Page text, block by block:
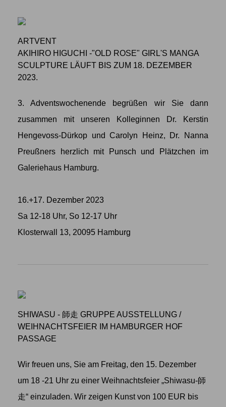
ARTVENT
AKIHIRO HIGUCHI -"OLD ROSE" GIRL'S MANGA
SCULPTURE LÄUFT BIS ZUM 18. DEZEMBER
2023.
3. Adventswochenende begrüßen wir Sie dann
zusammen mit unseren Kolleginnen Dr. Kerstin
Hengevoss-Dürkop und Carolyn Heinz, Dr. Nanna
Preußners herzlich mit Punsch und Plätzchen im
Galeriehaus Hamburg.
16.+17. Dezember 2023
Sa 12-18 Uhr, So 12-17 Uhr
Klosterwall 13, 20095 Hamburg
SHIWASU - 師走 GRUPPE AUSSTELLUNG /
WEIHNACHTSFEIER IM HAMBURGER HOF
PASSAGE
Wir freuen uns, Sie am Freitag, den 15. Dezember
um 18 -21 Uhr zu einer Weihnachtsfeier „Shiwasu-師
走“ einzuladen. Wir zeigen Kunst von 100 EUR bis